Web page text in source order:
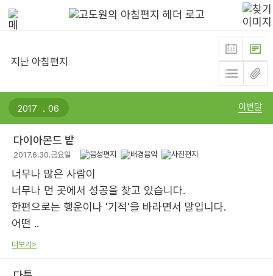
지난 아침편지
. 이번달
다이아몬드 밭
2017.6.30.금요일
너무나 많은 사람이
너무나 먼 곳에서 성공을 찾고 있습니다.
한편으로는 행운이나 '기적'을 바라면서 말입니다.
어떤 ..
더보기>